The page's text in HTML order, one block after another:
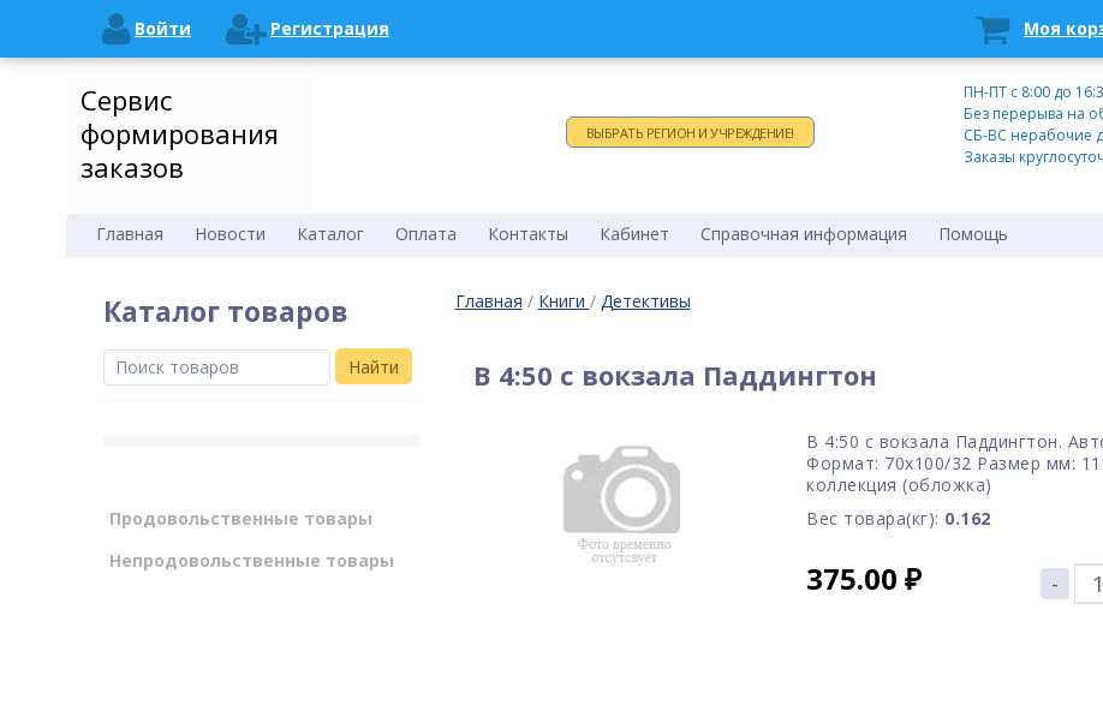
Войти Регистрация Моя
Сервис
формирования
заказов
ВЫБРАТЬ РЕГИОН И УЧРЕЖДЕНИЕ!
Время работы:
ПН-ПТ c 8:00 до
Без перерыва на
СБ-ВС нерабочие
Заказы
Главная Новости Каталог Оплата Контакты Кабинет Справочная информация Помощь
Каталог товаров
Найти
Продовольственные товары
Непродовольственные товары
Главная / Книги / Детективы
В 4:50 с вокзала Паддингтон
В 4:50 с вокзала Паддингтон.
Формат: 70x100/32 Размер мм:
коллекция (обложка)
Вес товара(кг): 0.162
375.00 ₽ -